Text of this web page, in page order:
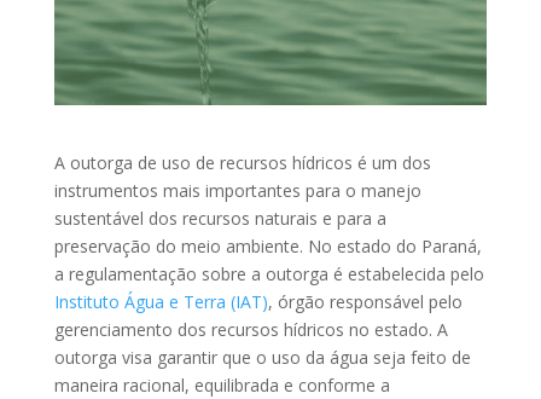
A outorga de uso de recursos hídricos é um dos
instrumentos mais importantes para o manejo
sustentável dos recursos naturais e para a
preservação do meio ambiente. No estado do Paraná,
a regulamentação sobre a outorga é estabelecida pelo
Instituto Água e Terra (IAT), órgão responsável pelo
gerenciamento dos recursos hídricos no estado. A
outorga visa garantir que o uso da água seja feito de
maneira racional, equilibrada e conforme a